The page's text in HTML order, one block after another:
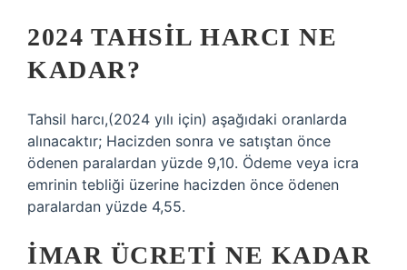
2024 TAHSIL HARCI NE
KADAR?
Tahsil harcı,(2024 yılı için) aşağıdaki oranlarda
alınacaktır; Hacizden sonra ve satıştan önce
ödenen paralardan yüzde 9,10. Ödeme veya icra
emrinin tebliği üzerine hacizden önce ödenen
paralardan yüzde 4,55.
İMAR ÜCRETI NE KADAR